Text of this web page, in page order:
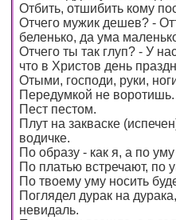
Отбить, отшибить кому
Отчего мужик дешев? -
беленько, да ума
Отчего ты так глуп? - У
что в Христов день
Отыми, господи, руки,
Передумкой не воротишь.
Пест пестом.
Плут на закваске
водичке.
По образу - как я, а по
По платью встречают, по
По твоему уму носить
Поглядел дурак на
невидаль.